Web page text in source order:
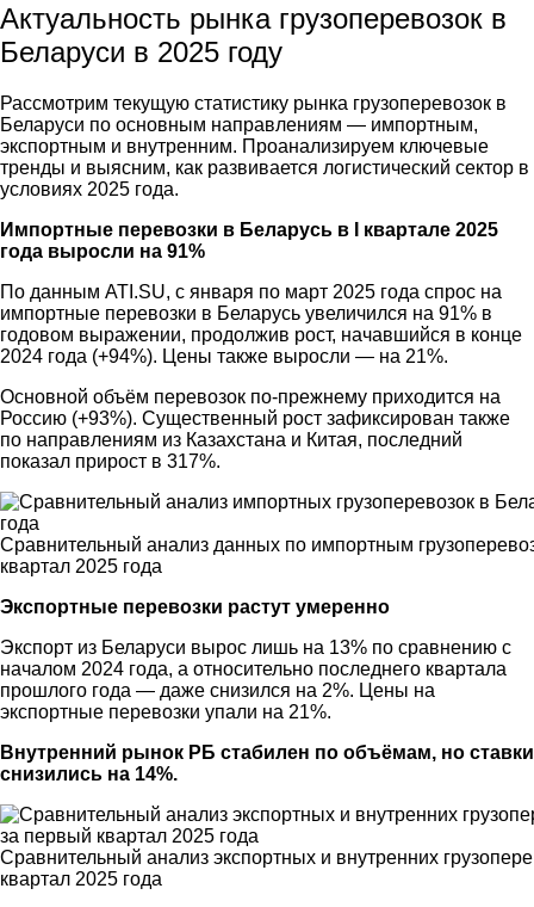
Актуальность рынка грузоперевозок в
Беларуси в 2025 году
Рассмотрим текущую статистику рынка грузоперевозок в
Беларуси по основным направлениям — импортным,
экспортным и внутренним. Проанализируем ключевые
тренды и выясним, как развивается логистический сектор в
условиях 2025 года.
Импортные перевозки в Беларусь в I квартале 2025
года выросли на 91%
По данным ATI.SU, с января по март 2025 года спрос на
импортные перевозки в Беларусь увеличился на 91% в
годовом выражении, продолжив рост, начавшийся в конце
2024 года (+94%). Цены также выросли — на 21%.
Основной объём перевозок по-прежнему приходится на
Россию (+93%). Существенный рост зафиксирован также
по направлениям из Казахстана и Китая, последний
показал прирост в 317%.
Сравнительный анализ данных по импортным
квартал 2025 года
Экспортные перевозки растут умеренно
Экспорт из Беларуси вырос лишь на 13% по сравнению с
началом 2024 года, а относительно последнего квартала
прошлого года — даже снизился на 2%. Цены на
экспортные перевозки упали на 21%.
Внутренний рынок РБ стабилен по объёмам, но ставки
снизились на 14%.
Сравнительный анализ экспортных и внутренних
квартал 2025 года